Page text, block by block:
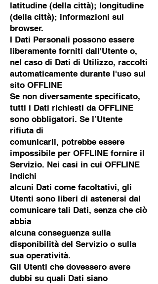
latitudine (della città); longitudine
(della città); informazioni sul
browser.
I Dati Personali possono essere
liberamente forniti dall'Utente o,
nel caso di Dati di Utilizzo, raccolti
automaticamente durante l'uso sul
sito OFFLINE
Se non diversamente specificato,
tutti i Dati richiesti da OFFLINE
sono obbligatori. Se l’Utente
rifiuta di
comunicarli, potrebbe essere
impossibile per OFFLINE fornire il
Servizio. Nei casi in cui OFFLINE
indichi
alcuni Dati come facoltativi, gli
Utenti sono liberi di astenersi dal
comunicare tali Dati, senza che ciò
abbia
alcuna conseguenza sulla
disponibilità del Servizio o sulla
sua operatività.
Gli Utenti che dovessero avere
dubbi su quali Dati siano